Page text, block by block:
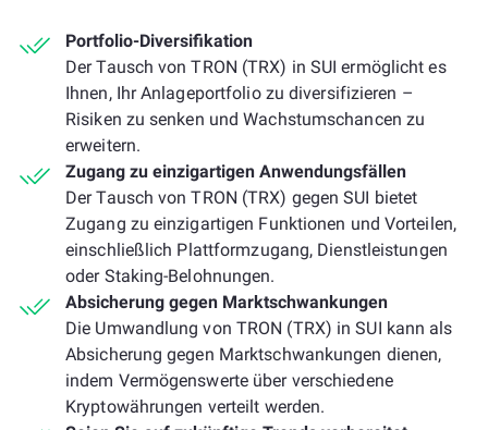
Portfolio-Diversifikation
Der Tausch von TRON (TRX) in SUI ermöglicht es
Ihnen, Ihr Anlageportfolio zu diversifizieren –
Risiken zu senken und Wachstumschancen zu
erweitern.
Zugang zu einzigartigen Anwendungsfällen
Der Tausch von TRON (TRX) gegen SUI bietet
Zugang zu einzigartigen Funktionen und Vorteilen,
einschließlich Plattformzugang, Dienstleistungen
oder Staking-Belohnungen.
Absicherung gegen Marktschwankungen
Die Umwandlung von TRON (TRX) in SUI kann als
Absicherung gegen Marktschwankungen dienen,
indem Vermögenswerte über verschiedene
Kryptowährungen verteilt werden.